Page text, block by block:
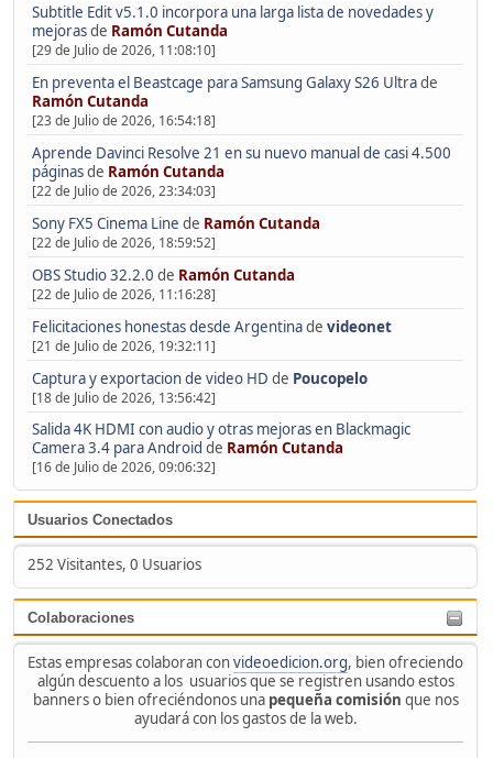
Subtitle Edit v5.1.0 incorpora una larga lista de novedades y
mejorasde Ramón Cutanda
[29 de Julio de 2026, 11:08:10]
En preventa el Beastcage para Samsung Galaxy S26 Ultrade
Ramón Cutanda
[23 de Julio de 2026, 16:54:18]
Aprende Davinci Resolve 21 en su nuevo manual de casi 4.500
páginasde Ramón Cutanda
[22 de Julio de 2026, 23:34:03]
Sony FX5 Cinema Line de Ramón Cutanda
[22 de Julio de 2026, 18:59:52]
OBS Studio 32.2.0 de Ramón Cutanda
[22 de Julio de 2026, 11:16:28]
Felicitaciones honestas desde Argentinade videonet
[21 de Julio de 2026, 19:32:11]
Captura y exportacion de video HD de Poucopelo
[18 de Julio de 2026, 13:56:42]
Salida 4K HDMI con audio y otras mejoras en Blackmagic
Camera 3.4 para Android de Ramón Cutanda
[16 de Julio de 2026, 09:06:32]
Usuarios Conectados
252 Visitantes, 0 Usuarios
Colaboraciones
Estas empresas colaboran convideoedicion.org, bien ofreciendo
algún descuento a los usuarios que se registren usando estos
banners o bien ofreciéndonos una pequeña comisión que nos
ayudará con los gastos de la web.